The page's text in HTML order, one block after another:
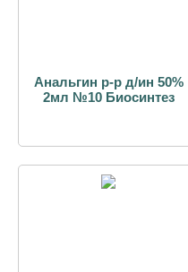
Анальгин р-р д/ин 50%
2мл №10 Биосинтез